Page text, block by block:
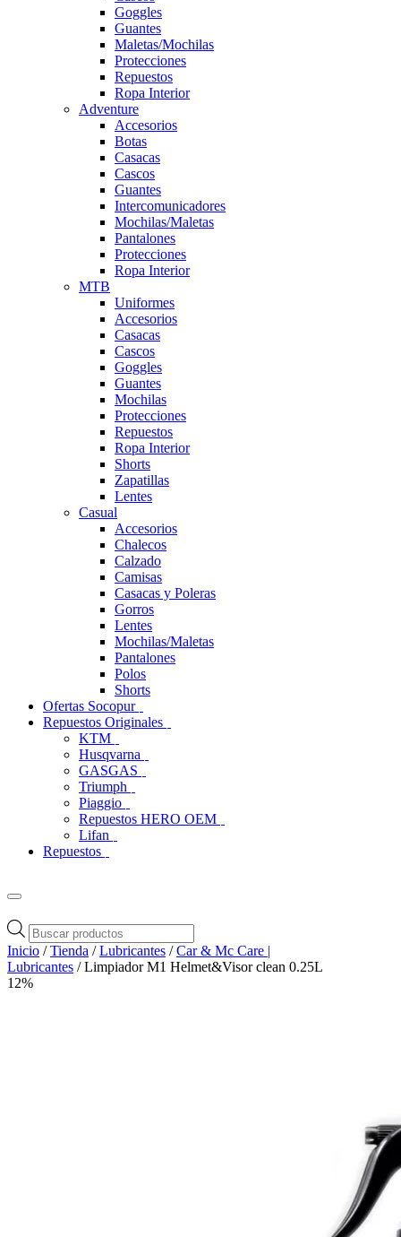
Goggles
Guantes
Maletas/Mochilas
Protecciones
Repuestos
Ropa Interior
Adventure
Accesorios
Botas
Casacas
Cascos
Guantes
Intercomunicadores
Mochilas/Maletas
Pantalones
Protecciones
Ropa Interior
MTB
Uniformes
Accesorios
Casacas
Cascos
Goggles
Guantes
Mochilas
Protecciones
Repuestos
Ropa Interior
Shorts
Zapatillas
Lentes
Casual
Accesorios
Chalecos
Calzado
Camisas
Casacas y Poleras
Gorros
Lentes
Mochilas/Maletas
Pantalones
Polos
Shorts
Ofertas Socopur
Repuestos Originales
KTM
Husqvarna
GASGAS
Triumph
Piaggio
Repuestos HERO OEM
Lifan
Repuestos
Búsqueda
de
productos
Inicio /Tienda /Lubricantes /Car & Mc Care |
Lubricantes / Limpiador M1 Helmet&Visor clean 0.25L
12%